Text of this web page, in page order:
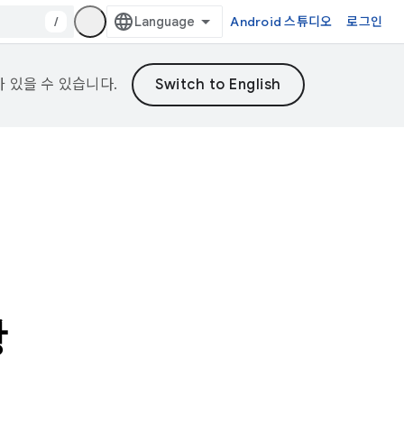
/ Android 스튜디오 로그인
있을 수 있습니다.